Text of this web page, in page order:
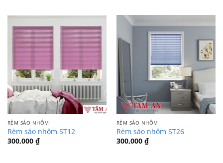
RÈM SÁO NHÔM
Rèm sáo nhôm ST12
300,000 ₫
RÈM SÁO NHÔM
Rèm sáo nhôm ST26
300,000 ₫